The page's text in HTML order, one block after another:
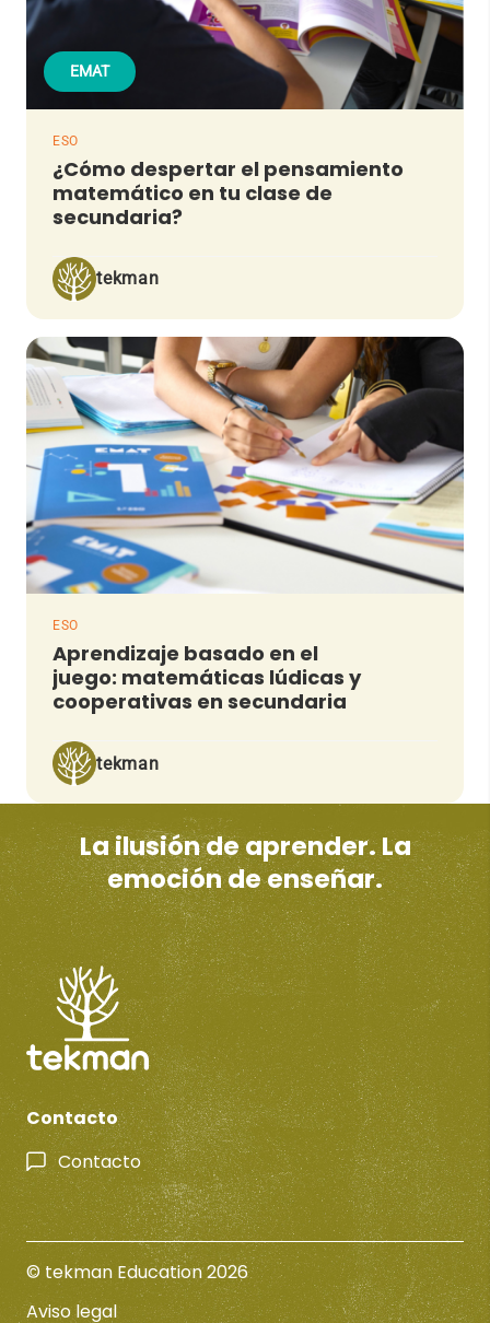
EMAT
ESO
¿Cómo despertar el pensamiento
matemático en tu clase de
secundaria?
tekman
ESO
Aprendizaje basado en el
juego: matemáticas lúdicas y
cooperativas en secundaria
tekman
La ilusión de aprender. La
emoción de enseñar.
Contacto
Contacto
© tekman Education 2026
Aviso legal